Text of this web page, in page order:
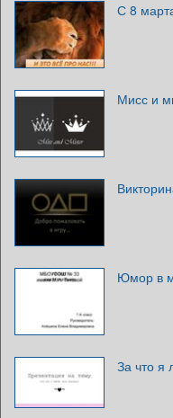
С 8
Мисс и
Юмор в
За что я